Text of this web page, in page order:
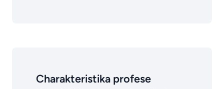
Charakteristika profese